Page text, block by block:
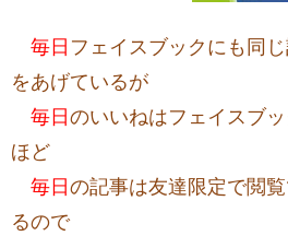
毎日 フェイスブックにも同
をあげているが
毎日のいいねはフェイスブ
ほど
毎日の記事は友達限定で閲
るので